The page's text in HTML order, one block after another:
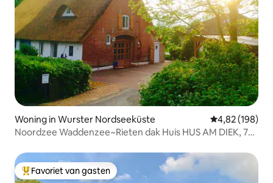
Woning in Wurster Nordseeküste Gemiddelde
4,82 (198)
Noordzee Waddenzee~Rieten dak Huis HUS AM DIEK, 77
Topfavoriet van gasten
Favoriet van gasten